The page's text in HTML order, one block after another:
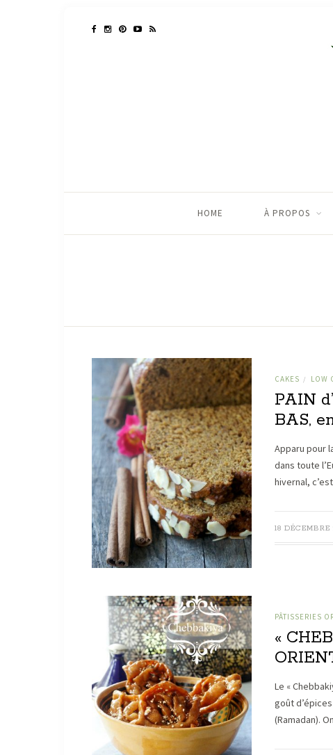
HOME À PROPOS
CAKES / LOW
PAIN
BAS,
Apparu pour
dans toute
hivernal,
18 DÉCEMBRE
PÂTISSERIES
«
Le «
goût
(Ramadan).